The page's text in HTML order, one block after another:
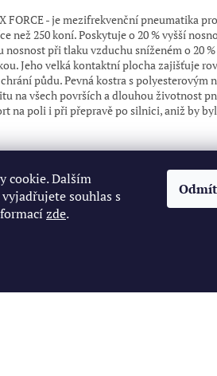
cookie. Dalším
souhlas s
zde.
FORCE - je mezifrekvenční pneumatika
než 250 koní. Poskytuje o 20 % vyšší
při tlaku vzduchu sníženém o 20
Jeho velká kontaktní plocha zajišťuje
půdu. Pevná kostra s polyesterovým
na všech površích a dlouhou životnost
na poli i při přepravě po silnici, aniž by